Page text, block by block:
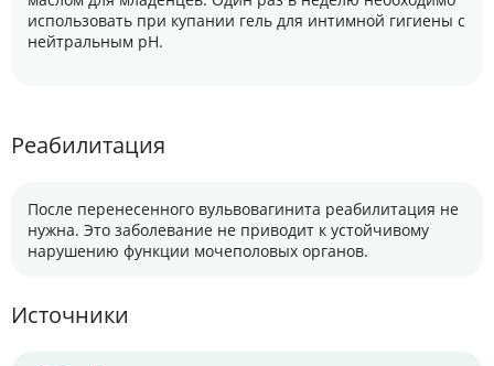
использовать при купании гель для интимной гигиены с
нейтральным рН.
Реабилитация
После перенесенного вульвовагинита реабилитация не
нужна. Это заболевание не приводит к устойчивому
нарушению функции мочеполовых органов.
Источники